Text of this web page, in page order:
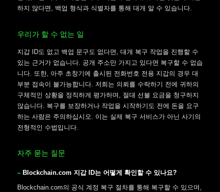
하지 않다면, 백업 형식과 식별자를 통해 대개 알 수 있습니다.
우리가 할 수 없는 일
지갑 ID도 없고 백업 문구도 없다면, 대개 복구 작업을 진행할 수
있는 근거가 없습니다. 공개 주소만 가지고 있다면 복구할 수 없습
니다. 또한, 아주 초창기에 출시된 전화번호 전용 지갑의 경우 대
부분 접속이 불가능합니다. 저희는 의뢰를 수락하기 전에 귀하의
구체적인 상황을 정직하게 평가하며, 절대 선불 요금을 청구하지
않습니다. 복구를 보장하거나 작업을 시작하기도 전에 돈을 요구
하는 사람은 주의하십시오. 이는 실제 복구 서비스가 아닌 사기의
전형적인 수법입니다.
자주 묻는 질문
Blockchain.com 지갑 ID는 어떻게 확인할 수 있나요?
Blockchain.com의 공식 계정 복구 절차를 통해 복구할 수 있으며,